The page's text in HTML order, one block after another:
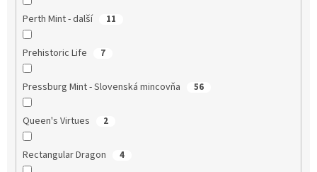
Perth Mint - další 11
Prehistoric Life 7
Pressburg Mint - Slovenská mincovňa 56
Queen's Virtues 2
Rectangular Dragon 4